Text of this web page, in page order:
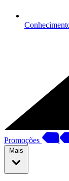
Promoções
Mais